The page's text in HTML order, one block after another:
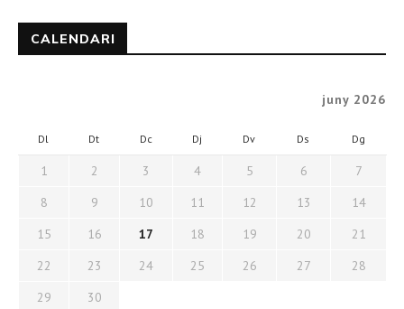
CALENDARI
juny 2026
Dl Dt Dc Dj Dv Ds Dg
1 2 3 4 5 6
7
8
9 10 11 12 13
14
15
16 17 18 19 20
21
22
23 24 25 26 27
28
29
30